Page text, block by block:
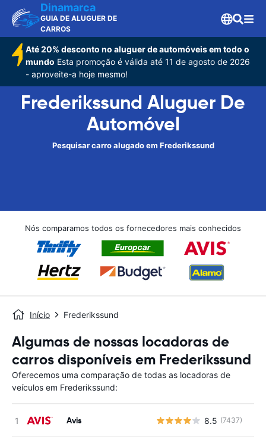
Dinamarca
GUIA DE ALUGUER DE
CARROS
Até 20% desconto no aluguer de automóveis em todo o
mundo Esta promoção é válida até 11 de agosto de 2026
- aproveite-a hoje mesmo!
Frederikssund Aluguer De
Automóvel
Pesquisar carro alugado em Frederikssund
Nós comparamos todos os fornecedores mais conhecidos
Início Frederikssund
Algumas de nossas locadoras de
carros disponíveis em Frederikssund
Oferecemos uma comparação de todas as locadoras de
veículos em Frederikssund:
Avis 8.5 (7437)